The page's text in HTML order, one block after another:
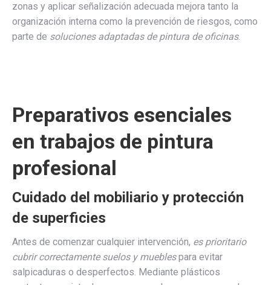
zonas y aplicar señalización adecuada mejora tanto la
organización interna como la prevención de riesgos, como
parte de soluciones adaptadas de pintura de oficinas.
Preparativos esenciales
en trabajos de pintura
profesional
Cuidado del mobiliario y protección
de superficies
Antes de comenzar cualquier intervención, es prioritario
cubrir correctamente suelos y mueblespara evitar
salpicaduras o desperfectos. Mediante plásticos